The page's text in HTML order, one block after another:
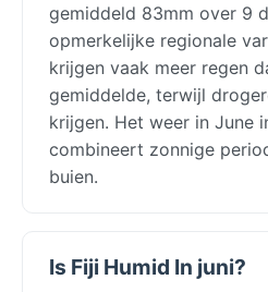
gemiddeld 83mm over 9
opmerkelijke regionale
krijgen vaak meer regen
gemiddelde, terwijl
krijgen. Het weer in June
combineert zonnige
buien.
Is Fiji Humid In juni?